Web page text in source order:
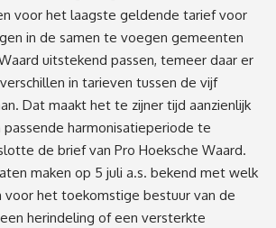
voor het laagste geldende tarief voor
in de samen te voegen gemeenten
uitstekend passen, temeer daar er
in tarieven tussen de vijf
Dat maakt het te zijner tijd aanzienlijk
harmonisatieperiode te
de brief van Pro Hoeksche Waard.
maken op 5 juli a.s. bekend met welk
voor het toekomstige bestuur van de
herindeling of een versterkte